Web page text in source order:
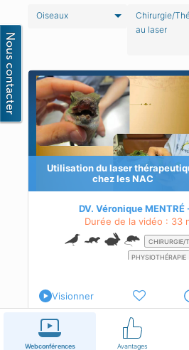
Webconférences Avantages
Oiseaux
Chirurgie/
au laser
Utilisation du laser
chez les NAC
DV. Véronique MENTRÉ
Durée de la vidéo : 33
CHIRURGIE/
PHYSIOTHÉRAPIE
Visionner
Français Conditions